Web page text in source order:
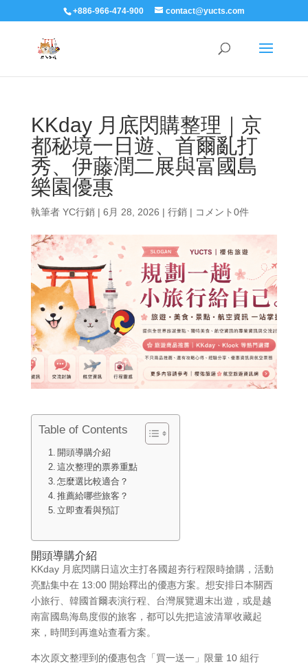
+886-966-474-900 contact@yucts.com
KKday 月底閃購整理｜京
都秘境一日遊、首爾亂打
秀、伊藤潤二展與富國島
樂園優惠
執筆者 YC行銷| 6月 28, 2026 | 行銷| コメント0件
Table of Contents
開頭導購介紹
這次整理的票券重點
怎麼選比較適合？
推薦給哪些旅客？
立即查看與預訂
開頭導購介紹
KKday 月底閃購日這次主打各國超夯行程限時搶購，活動
亮點集中在 13:00 開始釋出的優惠方案。想安排日本關西
小旅行、韓國首爾表演行程、台灣展覽週末出遊，或是越
南富國島海島度假的旅客，都可以先把這波清單收藏起
來，時間到再進站查看方案。
本次原文整理到的優惠包含「買一送一」限量 10 組行